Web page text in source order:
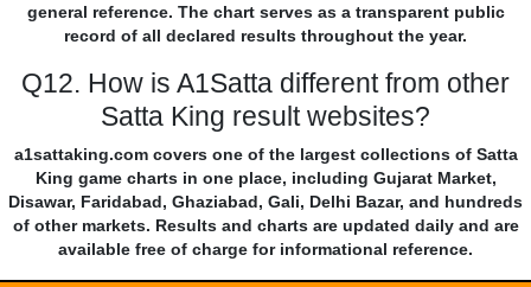
general reference. The chart serves as a transparent public
record of all declared results throughout the year.
Q12. How is A1Satta different from other
Satta King result websites?
a1sattaking.com covers one of the largest collections of Satta
King game charts in one place, including Gujarat Market,
Disawar, Faridabad, Ghaziabad, Gali, Delhi Bazar, and hundreds
of other markets. Results and charts are updated daily and are
available free of charge for informational reference.